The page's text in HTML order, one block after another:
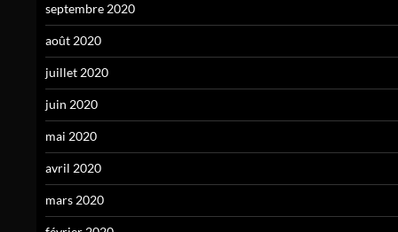
septembre 2020
août 2020
juillet 2020
juin 2020
mai 2020
avril 2020
mars 2020